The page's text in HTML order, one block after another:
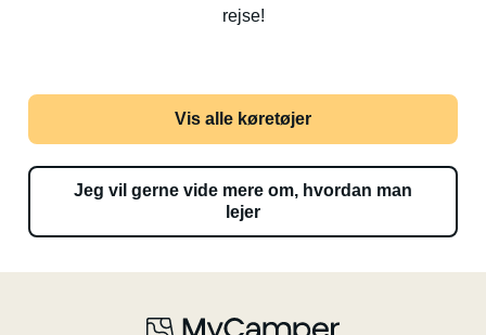
rejse!
Vis alle køretøjer
Jeg vil gerne vide mere om, hvordan man
lejer